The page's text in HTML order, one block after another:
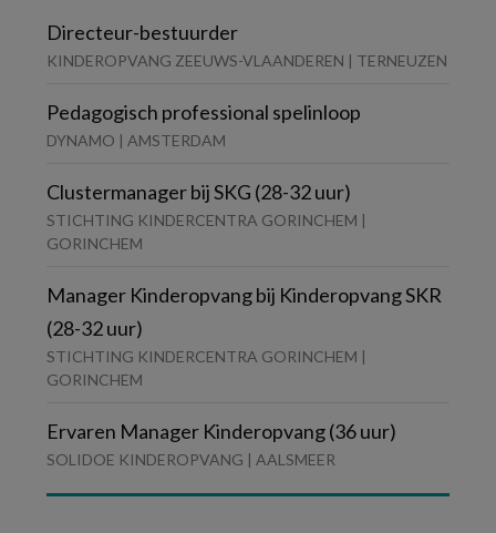
Directeur-bestuurder
KINDEROPVANG ZEEUWS-VLAANDEREN | TERNEUZEN
Pedagogisch professional spelinloop
DYNAMO | AMSTERDAM
Clustermanager bij SKG (28-32 uur)
STICHTING KINDERCENTRA GORINCHEM |
GORINCHEM
Manager Kinderopvang bij Kinderopvang SKR
(28-32 uur)
STICHTING KINDERCENTRA GORINCHEM |
GORINCHEM
Ervaren Manager Kinderopvang (36 uur)
SOLIDOE KINDEROPVANG | AALSMEER